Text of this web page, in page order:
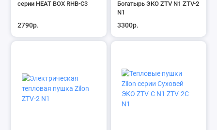
серии HEAT BOX RHB-C3
2790р.
Богатырь ЭКО ZTV N1 ZTV-2
N1
3300р.